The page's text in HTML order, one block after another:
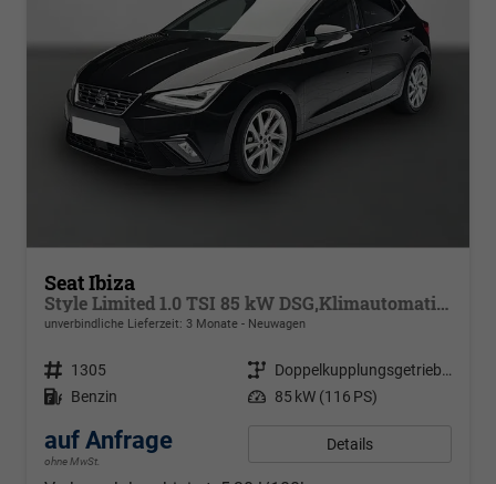
Seat Ibiza
Style Limited 1.0 TSI 85 kW DSG,Klimautomatik 2 Zonen, Sitzheizung, Full-Link, PDC v+h, Rückkamera, 4 elektr. Fensterheber, dunkel get. Scheiben,Spiegel beheizb+ klappbar, Vordersitze hvst,6 Lautspr, LED
unverbindliche Lieferzeit: 3 Monate Neuwagen
Fahrzeugnr. 1305 Getriebe
Doppelkupplungsgetriebe (DSG)
Kraftstoff Benzin Leistung 85 kW (116 PS)
auf Anfrage
ohne MwSt.
Details